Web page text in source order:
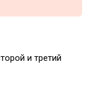
и третий